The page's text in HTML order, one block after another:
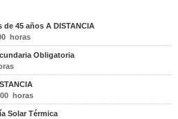
45 años A DISTANCIA
horas
Obligatoria
horas
Solar Térmica